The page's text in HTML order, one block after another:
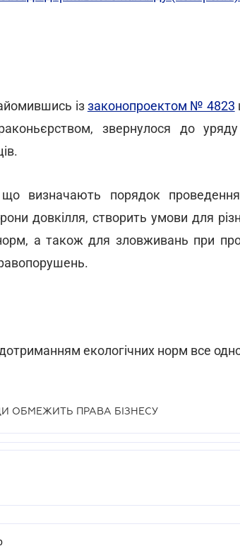
іззаконопроектом № 4823
звернулося до
що визначають порядок
довкілля, створить умови для
а також для зловживань при
екологічних норм все
ОБМЕЖИТЬ ПРАВА БІЗНЕСУ